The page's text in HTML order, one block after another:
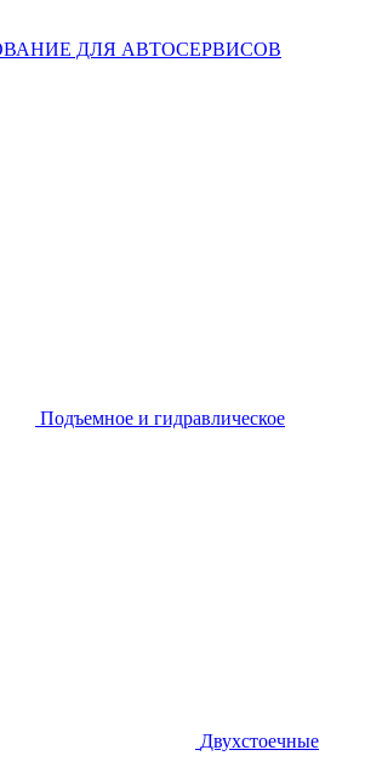
ДЛЯ АВТОСЕРВИСОВ
Подъемное и гидравлическое
Двухстоечные